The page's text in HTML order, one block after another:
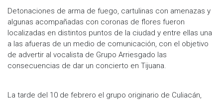
Detonaciones de arma de fuego, cartulinas con amenazas y
algunas acompañadas con coronas de flores fueron
localizadas en distintos puntos de la ciudad y entre ellas una
a las afueras de un medio de comunicación, con el objetivo
de advertir al vocalista de Grupo Arriesgado las
consecuencias de dar un concierto en Tijuana.
La tarde del 10 de febrero el grupo originario de Culiacán,